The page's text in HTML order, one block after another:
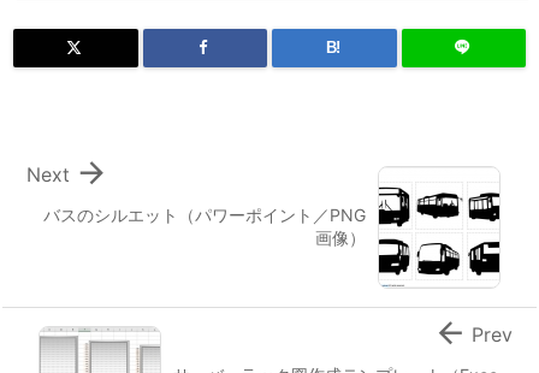
B!
バスのシルエット（パワーポイント／PNG
画像）

Next
 Prev